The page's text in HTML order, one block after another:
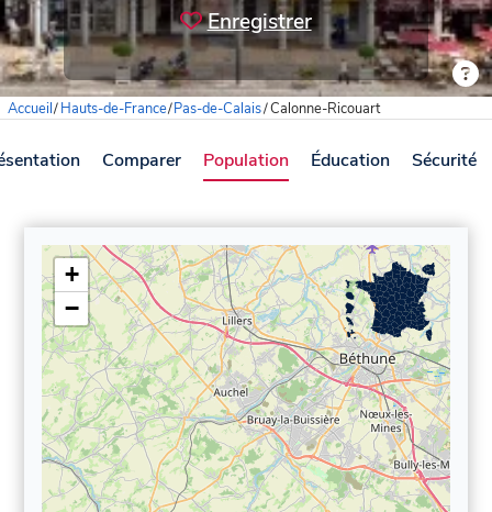
Enregistrer
Accueil/Hauts-de-France/Pas-de-Calais/Calonne-Ricouart
Comparer Population Éducation Sécurité
+
−